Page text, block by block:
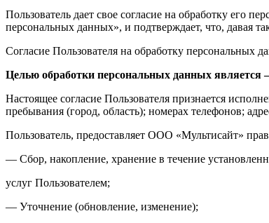
Пользователь дает свое согласие на обработку его
персональных данных», и подтверждает, что, давая
Согласие Пользователя на обработку
Целью обработки персональных данных является
Настоящее согласие Пользователя признается
пребывания (город, область); номерах телефонов;
Пользователь, предоставляет ООО «Мультисайт»
— Сбор, накопление, хранение в течение
услуг Пользователем;
— Уточнение (обновление, изменение);